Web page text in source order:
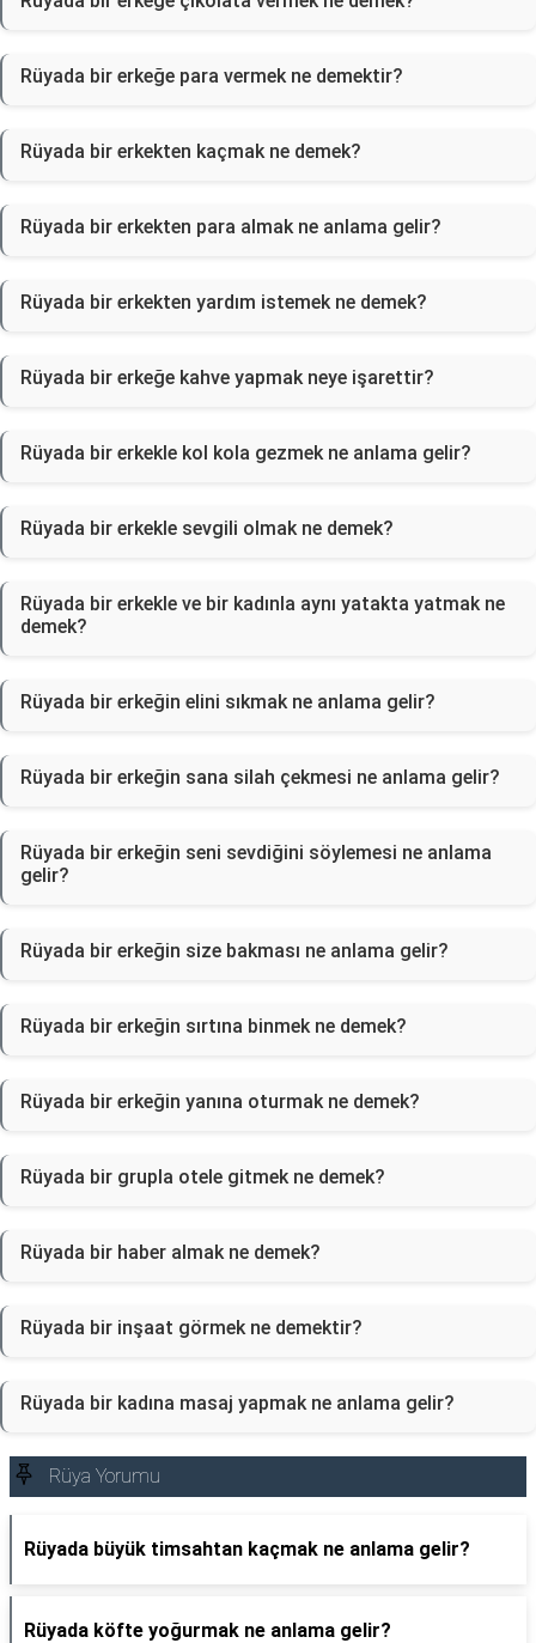
Rüyada bir erkeğe para vermek ne demektir?
Rüyada bir erkekten kaçmak ne demek?
Rüyada bir erkekten para almak ne anlama gelir?
Rüyada bir erkekten yardım istemek ne demek?
Rüyada bir erkeğe kahve yapmak neye işarettir?
Rüyada bir erkekle kol kola gezmek ne anlama gelir?
Rüyada bir erkekle sevgili olmak ne demek?
Rüyada bir erkekle ve bir kadınla aynı yatakta yatmak ne
demek?
Rüyada bir erkeğin elini sıkmak ne anlama gelir?
Rüyada bir erkeğin sana silah çekmesi ne anlama gelir?
Rüyada bir erkeğin seni sevdiğini söylemesi ne anlama
gelir?
Rüyada bir erkeğin size bakması ne anlama gelir?
Rüyada bir erkeğin sırtına binmek ne demek?
Rüyada bir erkeğin yanına oturmak ne demek?
Rüyada bir grupla otele gitmek ne demek?
Rüyada bir haber almak ne demek?
Rüyada bir inşaat görmek ne demektir?
Rüyada bir kadına masaj yapmak ne anlama gelir?
Rüya Yorumu
Rüyada büyük timsahtan kaçmak ne anlama gelir?
Rüyada köfte yoğurmak ne anlama gelir?